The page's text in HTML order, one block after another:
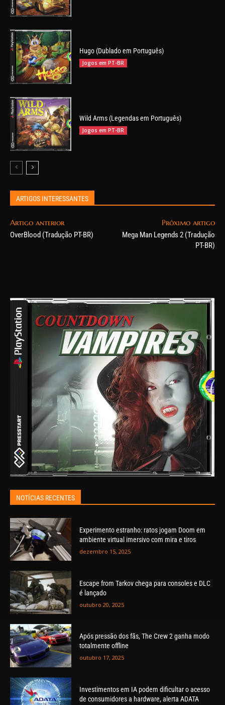
Hugo (Dublado em Português)
Jogos em PT-BR
Wild Arms (Legendas em Português)
Jogos em PT-BR
ARTIGOS INTERESSANTES
Artigo anterior
OverBlood (Tradução PT-BR)
Próximo artigo
Mega Man Legends 2 (Tradução
PT-BR)
NOTÍCIAS RECENTES
Experimento estranho: ratos jogam Doom em
ambiente virtual imersivo com mira e tiros
dezembro 15, 2025
Escape from Tarkov chega para consoles e DLC
é lançado
outubro 20, 2025
Após pressão dos fãs, The Crew 2 ganha modo
totalmente offline
outubro 17, 2025
Investimentos em IA podem dificultar o acesso
de consumidores a hardware, alerta ADATA